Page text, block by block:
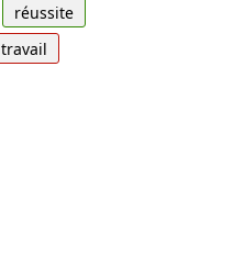
réussite
travail